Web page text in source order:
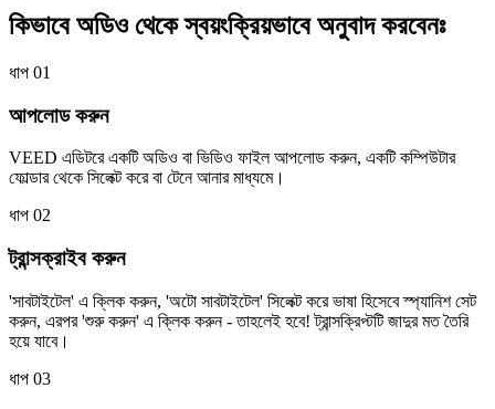
কিভাবে অডিও থেকে স্বয়ংক্রিয়ভাবে অনুবাদ করবেনঃ
ধাপ 01
আপলোড করুন
VEED এডিটরে একটি অডিও বা ভিডিও ফাইল আপলোড করুন, একটি কম্পিউটার
ফোল্ডার থেকে সিলেক্ট করে বা টেনে আনার মাধ্যমে।
ধাপ 02
ট্রান্সক্রাইব করুন
'সাবটাইটেল' এ ক্লিক করুন, 'অটো সাবটাইটেল' সিলেক্ট করে ভাষা হিসেবে স্প্যানিশ সেট
করুন, এরপর 'শুরু করুন' এ ক্লিক করুন - তাহলেই হবে! ট্রান্সক্রিপ্টটি জাদুর মত তৈরি
হয়ে যাবে।
ধাপ 03